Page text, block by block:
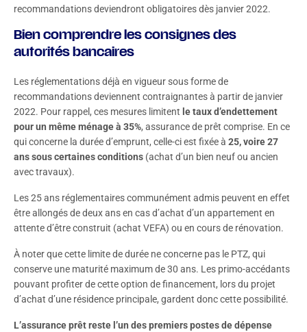
recommandations deviendront obligatoires dès janvier 2022.
Bien comprendre les consignes des
autorités bancaires
Les réglementations déjà en vigueur sous forme de
recommandations deviennent contraignantes à partir de janvier
2022. Pour rappel, ces mesures limitent le taux d’endettement
pour un même ménage à 35%, assurance de prêt comprise. En ce
qui concerne la durée d’emprunt, celle-ci est fixée à 25, voire 27
ans sous certaines conditions (achat d’un bien neuf ou ancien
avec travaux).
Les 25 ans réglementaires communément admis peuvent en effet
être allongés de deux ans en cas d’achat d’un appartement en
attente d’être construit (achat VEFA) ou en cours de rénovation.
À noter que cette limite de durée ne concerne pas le PTZ, qui
conserve une maturité maximum de 30 ans. Les primo-accédants
pouvant profiter de cette option de financement, lors du projet
d’achat d’une résidence principale, gardent donc cette possibilité.
L’assurance prêt reste l’un des premiers postes de dépense